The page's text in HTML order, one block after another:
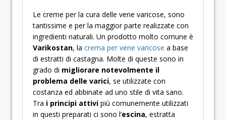
Le creme per la cura delle vene varicose, sono
tantissime e per la maggior parte realizzate con
ingredienti naturali. Un prodotto molto comune è
Varikostan, la crema per vene varicose a base
di estratti di castagna. Molte di queste sono in
grado di migliorare notevolmente il
problema delle varici, se utilizzate con
costanza ed abbinate ad uno stile di vita sano.
Tra i principi attivi più comunemente utilizzati
in questi preparati ci sono l’escina, estratta